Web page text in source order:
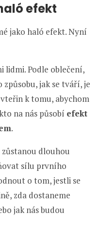
efekt
jako haló efekt. Nyní
lidmi. Podle oblečení,
jak se tváří, je
k tomu, abychom
na nás působí efekt
.
dlouhou
sílu prvního
o tom, jestli se
zda dostaneme
jak nás budou